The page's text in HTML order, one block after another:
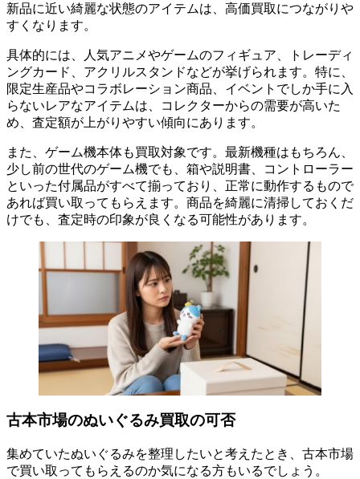
新品に近い綺麗な状態のアイテムは、高価買取につながりや
すくなります。
具体的には、人気アニメやゲームのフィギュア、トレーディ
ングカード、アクリルスタンドなどが挙げられます。特に、
限定生産品やコラボレーション商品、イベントでしか手に入
らないレアなアイテムは、コレクターからの需要が高いた
め、査定額が上がりやすい傾向にあります。
また、ゲーム機本体も買取対象です。最新機種はもちろん、
少し前の世代のゲーム機でも、箱や説明書、コントローラー
といった付属品がすべて揃っており、正常に動作するもので
あれば買い取ってもらえます。商品を綺麗に清掃しておくだ
けでも、査定時の印象が良くなる可能性があります。
古本市場のぬいぐるみ買取の可否
集めていたぬいぐるみを整理したいと考えたとき、古本市場
で買い取ってもらえるのか気になる方もいるでしょう。